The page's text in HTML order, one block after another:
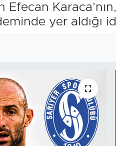
yer aldığı